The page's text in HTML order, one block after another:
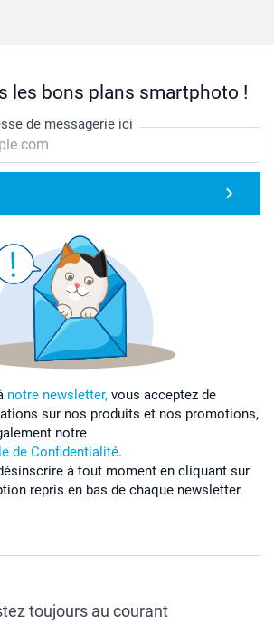
les bons plans smartphoto !
de messagerie ici
notre newsletter, vous acceptez de
sur nos produits et nos promotions,
notre
de Confidentialité.
à tout moment en cliquant sur
repris en bas de chaque newsletter
toujours au courant